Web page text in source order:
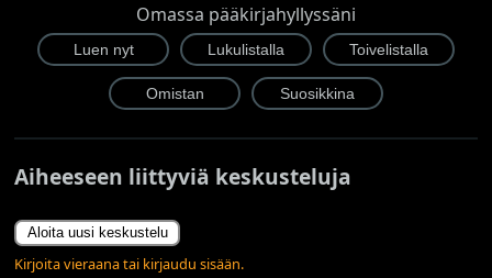
Omassa pääkirjahyllyssäni
Aiheeseen liittyviä keskusteluja
Aloita uusi keskustelu
Kirjoita vieraana tai kirjaudu sisään.